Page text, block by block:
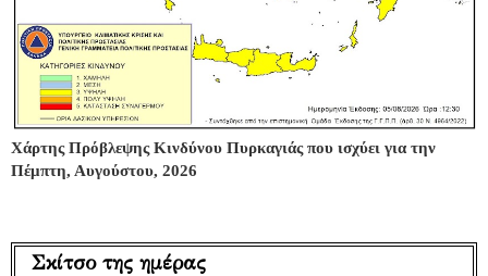
Χάρτης Πρόβλεψης Κινδύνου Πυρκαγιάς που ισχύει για την
Πέμπτη, Αυγούστου, 2026
Σκίτσο της ημέρας